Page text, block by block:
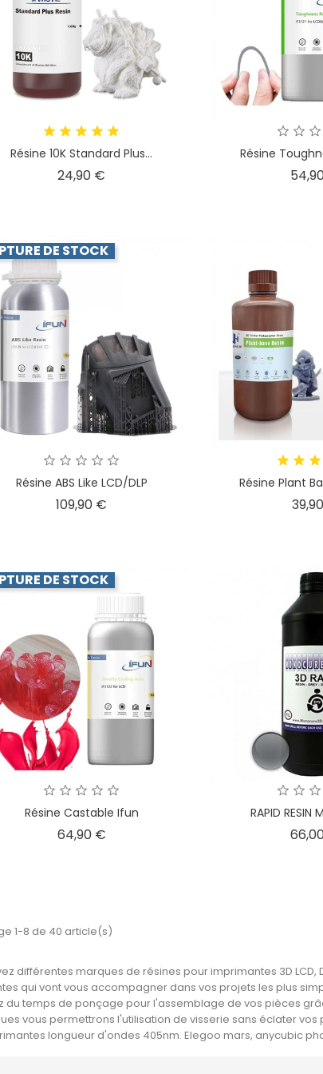
Résine 10K Standard Plus...
24,90 €
Résine
DE STOCK
Résine ABS Like LCD/DLP
109,90 €
Résine Plant
DE STOCK
Résine Castable Ifun
64,90 €Prix
RAPID RESIN
1-8 de 40 article(s)
différentes marques de résines pour imprimantes 3D
qui vont vous accompagner dans vos projets les plus
du temps de ponçage pour l'assemblage de vos pièces
vous permettrons l'utilisation de visserie sans éclater
longueur d'ondes 405nm. Elegoo mars, anycubic